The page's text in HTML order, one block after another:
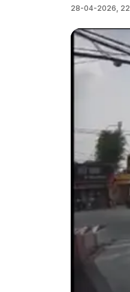
28-04-2026,